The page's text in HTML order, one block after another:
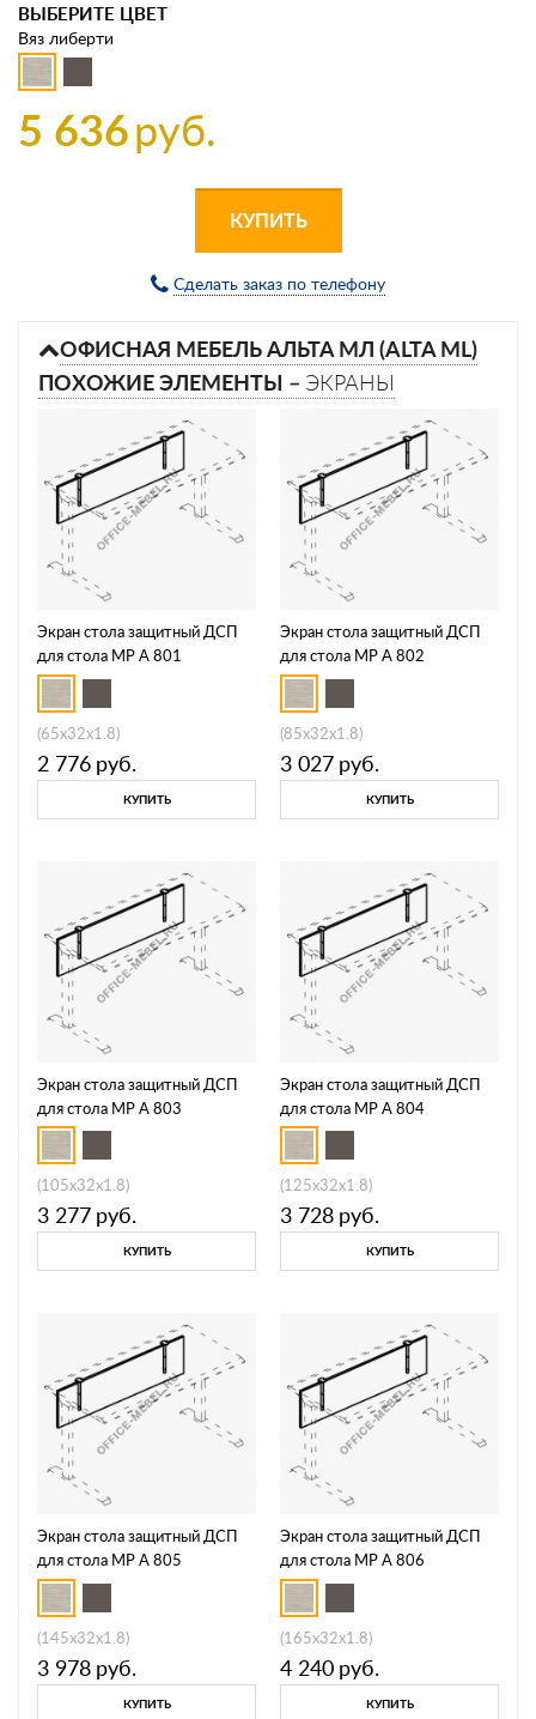
ВЫБЕРИТЕ ЦВЕТ
Вяз либерти
5 636руб.
КУПИТЬ
Сделать заказ по телефону
ОФИСНАЯ МЕБЕЛЬ АЛЬТА МЛ (ALTA ML)
ПОХОЖИЕ ЭЛЕМЕНТЫ – ЭКРАНЫ
Экран стола защитный ДСП
для стола МР А 801
(65x32x1.8)
2 776 руб.
КУПИТЬ
Экран стола защитный ДСП
для стола МР А 802
(85x32x1.8)
3 027 руб.
КУПИТЬ
Экран стола защитный ДСП
для стола МР А 803
(105x32x1.8)
3 277 руб.
КУПИТЬ
Экран стола защитный ДСП
для стола МР А 804
(125x32x1.8)
3 728 руб.
КУПИТЬ
Экран стола защитный ДСП
для стола МР А 805
(145x32x1.8)
3 978 руб.
КУПИТЬ
Экран стола защитный ДСП
для стола МР А 806
(165x32x1.8)
4 240 руб.
КУПИТЬ